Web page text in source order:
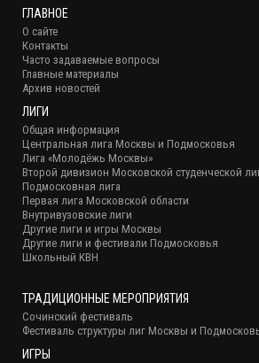
ГЛАВНОЕ
О сайте
Контакты
Часто задаваемые вопросы
Главные материалы
Архив новостей
ЛИГИ
Общая информация
Центральная лига Москвы и Подмосковья
Лига «Молодёжь Москвы»
Второй дивизион Московской студенческой
Подмосковная лига
Первая лига Московской области
Внутривузовские лиги
Другие лиги и игры Москвы
Другие лиги и фестивали Подмосковья
Школьный КВН
ТРАДИЦИОННЫЕ МЕРОПРИЯТИЯ
Сочинский фестиваль
Фестиваль структуры лиг Москвы и
ИГРЫ